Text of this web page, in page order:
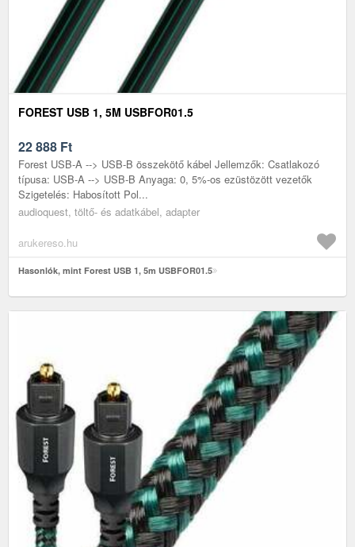
FOREST USB 1, 5M USBFOR01.5
22 888 Ft
Forest USB-A --> USB-B összekötő kábel Jellemzők: Csatlakozó
típusa: USB-A --> USB-B Anyaga: 0, 5%-os ezüstözött vezetők
Szigetelés: Habosított Pol...
audioquest, töltő- és adatkábel, adapter
arukereso.hu
Hasonlók, mint Forest USB 1, 5m USBFOR01.5